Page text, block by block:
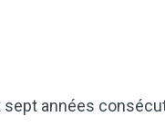
sept années